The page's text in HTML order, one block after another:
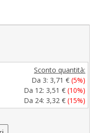
Sconto quantità:
Da 3: 3,71 € (5%)
Da 12: 3,51 € (10%)
Da 24: 3,32 € (15%)